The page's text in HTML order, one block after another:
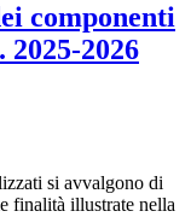
componenti
2025-2026
si avvalgono di
finalità illustrate nella